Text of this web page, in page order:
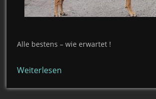
Alle bestens – wie erwartet !
Weiterlesen